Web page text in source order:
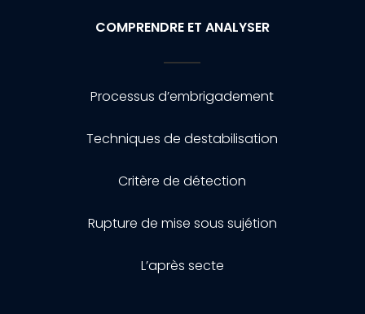
COMPRENDRE ET ANALYSER
Processus d’embrigadement
Techniques de destabilisation
Critère de détection
Rupture de mise sous sujétion
L’après secte